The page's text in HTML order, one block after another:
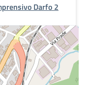
Darfo 2